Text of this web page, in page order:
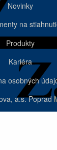
a.s. Poprad
Novinky
na
Produkty
Kariéra
osobných